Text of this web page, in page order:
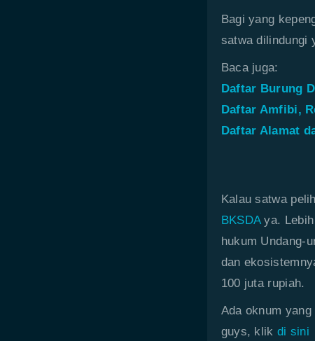
Bagi yang
satwa dilindungi
Baca juga:
Daftar Burung
Daftar Amfibi,
Daftar Alamat
Kalau satwa
BKSDAya. Lebih
hukum Undang-
dan
100 juta rupiah.
Ada oknum
guys, klik di sini